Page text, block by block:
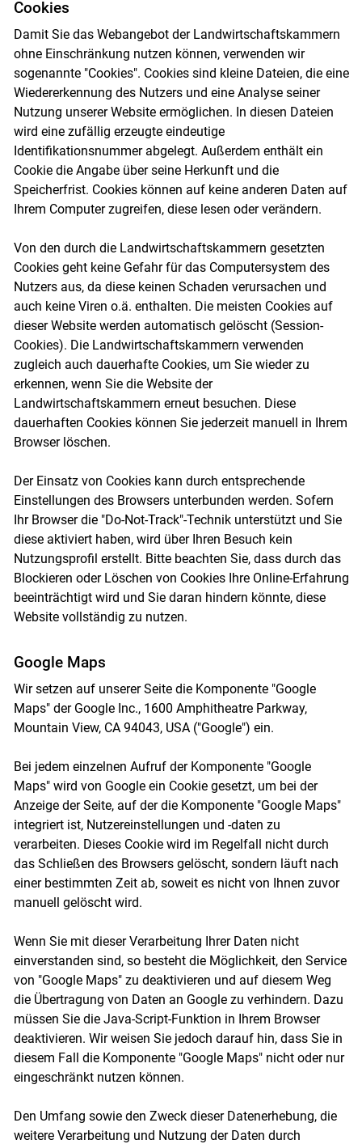
Cookies
Damit Sie das Webangebot der Landwirtschaftskammern
ohne Einschränkung nutzen können, verwenden wir
sogenannte "Cookies". Cookies sind kleine Dateien, die eine
Wiedererkennung des Nutzers und eine Analyse seiner
Nutzung unserer Website ermöglichen. In diesen Dateien
wird eine zufällig erzeugte eindeutige
Identifikationsnummer abgelegt. Außerdem enthält ein
Cookie die Angabe über seine Herkunft und die
Speicherfrist. Cookies können auf keine anderen Daten auf
Ihrem Computer zugreifen, diese lesen oder verändern.
Von den durch die Landwirtschaftskammern gesetzten
Cookies geht keine Gefahr für das Computersystem des
Nutzers aus, da diese keinen Schaden verursachen und
auch keine Viren o.ä. enthalten. Die meisten Cookies auf
dieser Website werden automatisch gelöscht (Session-
Cookies). Die Landwirtschaftskammern verwenden
zugleich auch dauerhafte Cookies, um Sie wieder zu
erkennen, wenn Sie die Website der
Landwirtschaftskammern erneut besuchen. Diese
dauerhaften Cookies können Sie jederzeit manuell in Ihrem
Browser löschen.
Der Einsatz von Cookies kann durch entsprechende
Einstellungen des Browsers unterbunden werden. Sofern
Ihr Browser die "Do-Not-Track"-Technik unterstützt und Sie
diese aktiviert haben, wird über Ihren Besuch kein
Nutzungsprofil erstellt. Bitte beachten Sie, dass durch das
Blockieren oder Löschen von Cookies Ihre Online-Erfahrung
beeinträchtigt wird und Sie daran hindern könnte, diese
Website vollständig zu nutzen.
Google Maps
Wir setzen auf unserer Seite die Komponente "Google
Maps" der Google Inc., 1600 Amphitheatre Parkway,
Mountain View, CA 94043, USA ("Google") ein.
Bei jedem einzelnen Aufruf der Komponente "Google
Maps" wird von Google ein Cookie gesetzt, um bei der
Anzeige der Seite, auf der die Komponente "Google Maps"
integriert ist, Nutzereinstellungen und -daten zu
verarbeiten. Dieses Cookie wird im Regelfall nicht durch
das Schließen des Browsers gelöscht, sondern läuft nach
einer bestimmten Zeit ab, soweit es nicht von Ihnen zuvor
manuell gelöscht wird.
Wenn Sie mit dieser Verarbeitung Ihrer Daten nicht
einverstanden sind, so besteht die Möglichkeit, den Service
von "Google Maps" zu deaktivieren und auf diesem Weg
die Übertragung von Daten an Google zu verhindern. Dazu
müssen Sie die Java-Script-Funktion in Ihrem Browser
deaktivieren. Wir weisen Sie jedoch darauf hin, dass Sie in
diesem Fall die Komponente "Google Maps" nicht oder nur
eingeschränkt nutzen können.
Den Umfang sowie den Zweck dieser Datenerhebung, die
weitere Verarbeitung und Nutzung der Daten durch